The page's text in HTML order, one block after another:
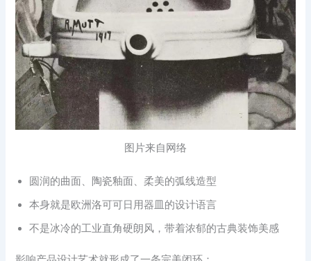
图片来自网络
圆润的曲面、陶瓷釉面、柔美的弧线造型
本身就是欧洲洛可可日用器皿的设计语言
不是冰冷的工业直角硬朗风，带着浓郁的古典装饰美感